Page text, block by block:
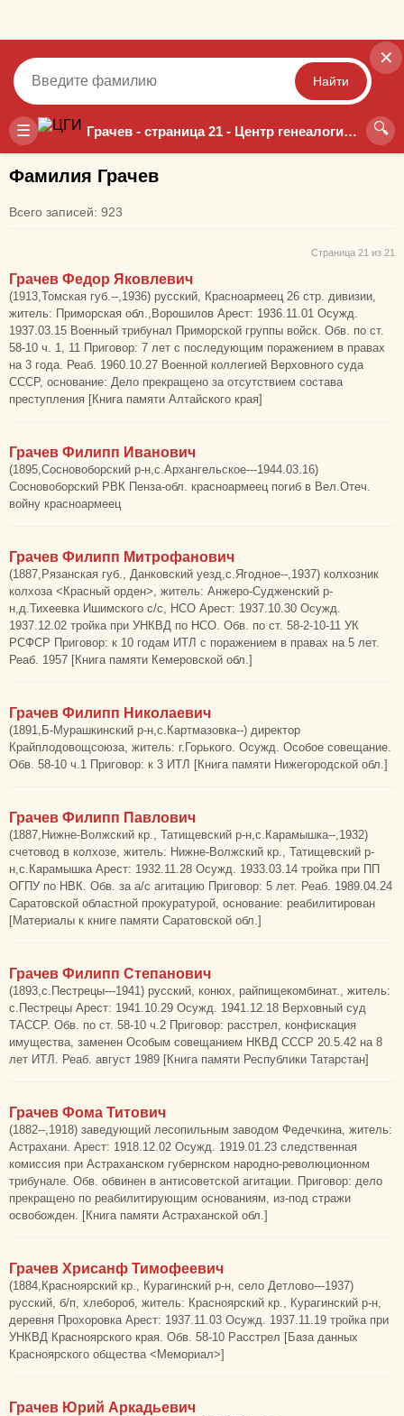
☰ Грачев - страница 21 - Центр генеалогических исследований 🔍
✕
Найти
Точный Неточный
Фамилия Грачев
Всего записей: 923
Страница 21 из 21
Грачев Федор Яковлевич
(1913,Томская губ.--,1936) русский, Красноармеец 26 стр. дивизии,
житель: Приморская обл.,Ворошилов Арест: 1936.11.01 Осужд.
1937.03.15 Военный трибунал Приморской группы войск. Обв. по ст.
58-10 ч. 1, 11 Приговор: 7 лет с последующим поражением в правах
на 3 года. Реаб. 1960.10.27 Военной коллегией Верховного суда
СССР, основание: Дело прекращено за отсутствием состава
преступления [Книга памяти Алтайского края]
Грачев Филипп Иванович
(1895,Сосновоборский р-н,с.Архангельское---1944.03.16)
Сосновоборский РВК Пенза-обл. красноармеец погиб в Вел.Отеч.
войну красноармеец
Грачев Филипп Митрофанович
(1887,Рязанская губ., Данковский уезд,с.Ягодное--,1937) колхозник
колхоза <Красный орден>, житель: Анжеро-Судженский р-
н,д.Тихеевка Ишимского с/с, НСО Арест: 1937.10.30 Осужд.
1937.12.02 тройка при УНКВД по НСО. Обв. по ст. 58-2-10-11 УК
РСФСР Приговор: к 10 годам ИТЛ с поражением в правах на 5 лет.
Реаб. 1957 [Книга памяти Кемеровской обл.]
Грачев Филипп Николаевич
(1891,Б-Мурашкинский р-н,с.Картмазовка--) директор
Крайплодовощсоюза, житель: г.Горького. Осужд. Особое совещание.
Обв. 58-10 ч.1 Приговор: к 3 ИТЛ [Книга памяти Нижегородской обл.]
Грачев Филипп Павлович
(1887,Нижне-Волжский кр., Татищевский р-н,с.Карамышка--,1932)
счетовод в колхозе, житель: Нижне-Волжский кр., Татищевский р-
н,с.Карамышка Арест: 1932.11.28 Осужд. 1933.03.14 тройка при ПП
ОГПУ по НВК. Обв. за а/с агитацию Приговор: 5 лет. Реаб. 1989.04.24
Саратовской областной прокуратурой, основание: реабилитирован
[Материалы к книге памяти Саратовской обл.]
Грачев Филипп Степанович
(1893,с.Пестрецы---1941) русский, конюх, райпищекомбинат., житель:
с.Пестрецы Арест: 1941.10.29 Осужд. 1941.12.18 Верховный суд
ТАССР. Обв. по ст. 58-10 ч.2 Приговор: расстрел, конфискация
имущества, заменен Особым совещанием НКВД СССР 20.5.42 на 8
лет ИТЛ. Реаб. август 1989 [Книга памяти Республики Татарстан]
Грачев Фома Титович
(1882--,1918) заведующий лесопильным заводом Федечкина, житель:
Астрахани. Арест: 1918.12.02 Осужд. 1919.01.23 следственная
комиссия при Астраханском губернском народно-революционном
трибунале. Обв. обвинен в антисоветской агитации. Приговор: дело
прекращено по реабилитирующим основаниям, из-под стражи
освобожден. [Книга памяти Астраханской обл.]
Грачев Хрисанф Тимофеевич
(1884,Красноярский кр., Курагинский р-н, село Детлово---1937)
русский, б/п, хлебороб, житель: Красноярский кр., Курагинский р-н,
деревня Прохоровка Арест: 1937.11.03 Осужд. 1937.11.19 тройка при
УНКВД Красноярского края. Обв. 58-10 Расстрел [База данных
Красноярского общества <Мемориал>]
Грачев Юрий Аркадьевич